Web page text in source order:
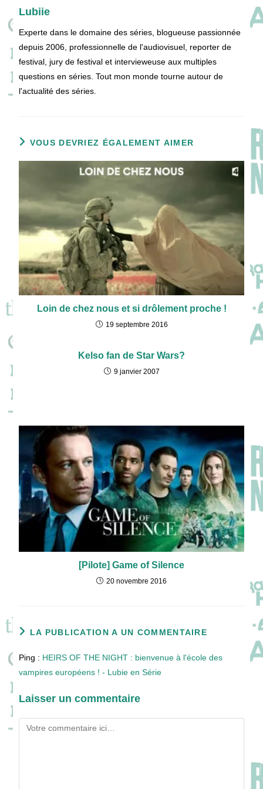
Lubiie
Experte dans le domaine des séries, blogueuse passionnée
depuis 2006, professionnelle de l'audiovisuel, reporter de
festival, jury de festival et intervieweuse aux multiples
questions en séries. Tout mon monde tourne autour de
l'actualité des séries.
VOUS DEVRIEZ ÉGALEMENT AIMER
Loin de chez nous et si drôlement proche !
19 septembre 2016
Kelso fan de Star Wars?
9 janvier 2007
[Pilote] Game of Silence
20 novembre 2016
LA PUBLICATION A UN COMMENTAIRE
Ping : HEIRS OF THE NIGHT : bienvenue à l'école des
vampires européens ! - Lubie en Série
Laisser un commentaire
Comment